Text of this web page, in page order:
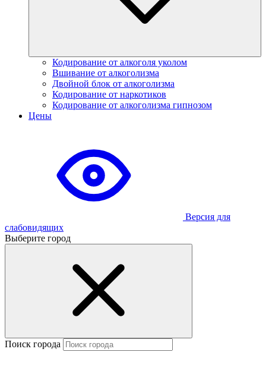
Кодирование от алкоголя уколом
Вшивание от алкоголизма
Двойной блок от алкоголизма
Кодирование от наркотиков
Кодирование от алкоголизма гипнозом
Цены
Версия для
слабовидящих
Выберите город
Поиск города